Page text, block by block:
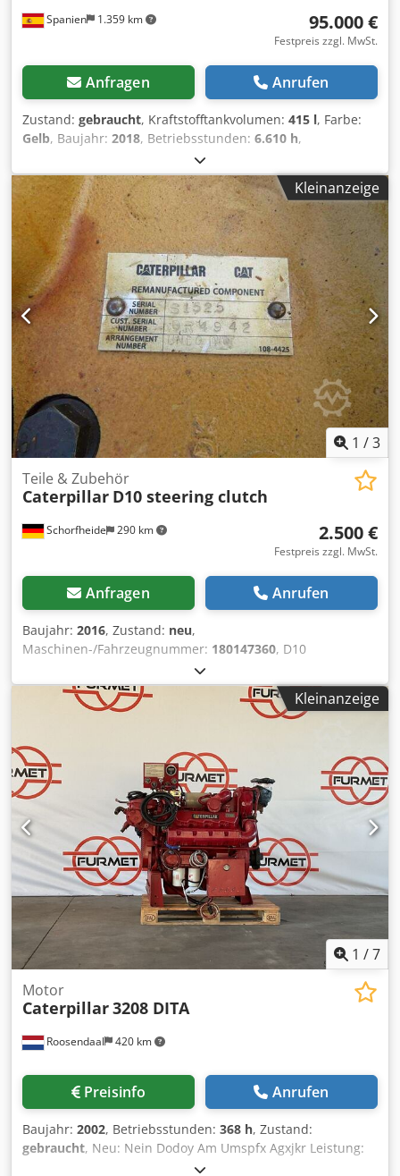
Spanien 1.359 km 95.000 €
Festpreis zzgl. MwSt.
Anfragen Anrufen
Zustand: gebraucht, Kraftstofftankvolumen: 415 l, Farbe:
Gelb, Baujahr: 2018, Betriebsstunden: 6.610 h,
, Antrieb: Rad Leergewicht:
20.000 kg Dodpfx Aoyuwtpegxokr Abmessungen (L x B x H):
892 x 255 x 332 cm Motortyp: Caterpillar CAT C7.1 ACERT =
Weitere Optionen und Zubehör = - Klimaanlage
Kleinanzeige
1 /3
Schorfheide 290 km
Teile & Zubehör
Caterpillar D10 steering clutch
2.500 €
Festpreis zzgl. MwSt.
Anfragen Anrufen
Baujahr: 2016, Zustand: neu,
Maschinen-/Fahrzeugnummer: 180147360, D10
Steuerkupplung * neu überholt * Dedpohyuy Eefx Agxokr
Weitere Informationen Typ: Getriebe, Allgemeiner Zustand:
sehr gut, Technischer Zustand: sehr gut, OptischerKleinanzeige
1 /7
Roosendaal 420 km
Motor
Caterpillar3208 DITA
Preisinfo Anrufen
Baujahr: 2002, Betriebsstunden: 368 h, Zustand:
gebraucht, Neu: Nein Dodoy Am Umspfx Agxjkr Leistung:
201 kW (273 PS) Mehrwertsteuer/Differenzbesteuerung: